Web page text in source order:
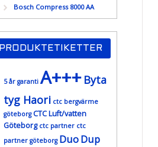
Bosch Compress 8000 AA
PRODUKTETIKETTER
5 år garanti A+++ Byta
tyg Haori ctc bergvärme
göteborg CTC Luft/vatten
Göteborg ctc partner ctc
partner göteborg DuoDup